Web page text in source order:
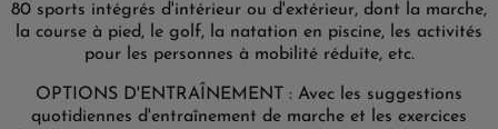
80 sports intégrés d'intérieur ou d'extérieur, dont la marche,
la course à pied, le golf, la natation en piscine, les activités
pour les personnes à mobilité réduite, etc.
OPTIONS D'ENTRAÎNEMENT : Avec les suggestions
quotidiennes d'entraînement de marche et les exercices